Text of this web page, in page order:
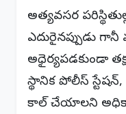
అత్యవసర
ఎదురైనప్పుడు
అధైర్యపడకుండా
స్థానిక పోలీస్
కాల్ చేయాలని